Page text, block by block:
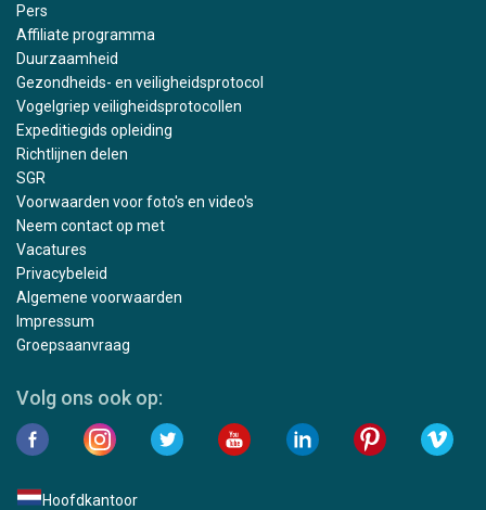
Pers
Affiliate programma
Duurzaamheid
Gezondheids- en veiligheidsprotocol
Vogelgriep veiligheidsprotocollen
Expeditiegids opleiding
Richtlijnen delen
SGR
Voorwaarden voor foto's en video's
Neem contact op met
Vacatures
Privacybeleid
Algemene voorwaarden
Impressum
Groepsaanvraag
Volg ons ook op:
Hoofdkantoor